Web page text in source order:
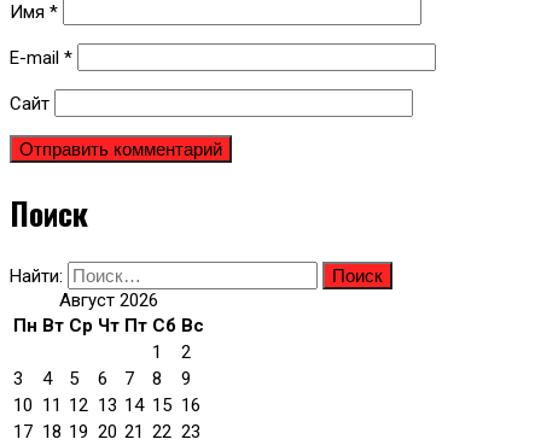
Имя *
E-mail *
Сайт
Поиск
Найти:
Август 2026
Пн Вт Ср Чт Пт Сб Вс
1
2
3
4 5 6 7 8
9
10 11 12 13 14 15 16
17 18 19 20 21 22 23